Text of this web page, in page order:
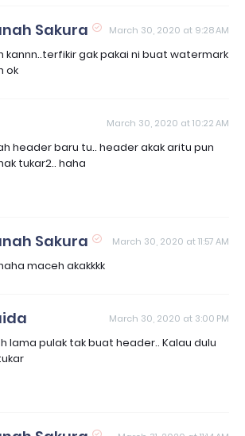
Sakura March 30, 2020 at 9:28 AM
kannn..terfikir gak pakai ni buat watermark
ok
March 30, 2020 at 10:22 AM
header baru tu.. header akak aritu pun
tukar2.. haha
Sakura March 30, 2020 at 11:57 AM
maceh akakkkk
March 30, 2020 at 3:00 PM
lama pulak tak buat header.. Kalau dulu